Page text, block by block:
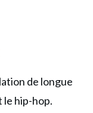
de longue
le hip-hop.